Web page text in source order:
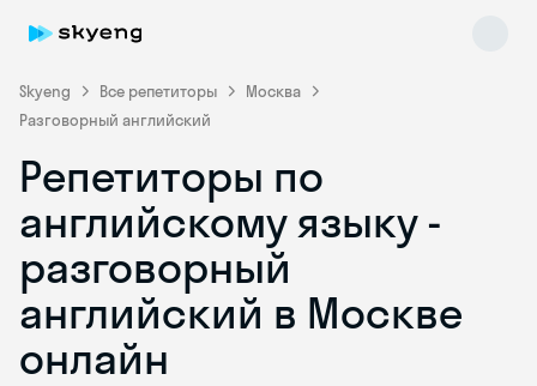
Skyeng Все репетиторы
Москва
Разговорный английский
Репетиторы по
английскому языку -
разговорный
английский в Москве
онлайн
Skyeng Chat